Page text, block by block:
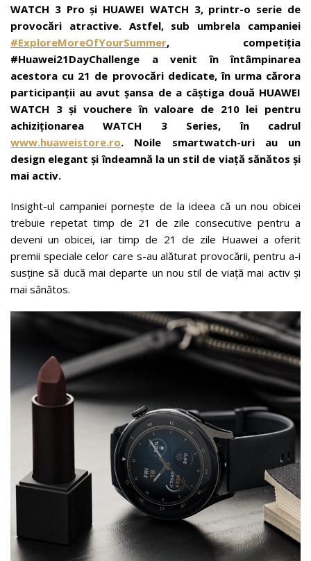
WATCH 3 Pro și HUAWEI WATCH 3, printr-o serie de
provocări atractive. Astfel, sub umbrela campaniei
#ExploreMoreOfYourSummer, competiția
#Huawei21DayChallenge a venit în întâmpinarea
acestora cu 21 de provocări dedicate, în urma cărora
participanții au avut șansa de a câștiga două HUAWEI
WATCH 3 și vouchere în valoare de 210 lei pentru
achiziționarea WATCH 3 Series, în cadrul
www.huaweistore.ro. Noile smartwatch-uri au un
design elegant și îndeamnă la un stil de viață sănătos și
mai activ.
Insight-ul campaniei pornește de la ideea că un nou obicei
trebuie repetat timp de 21 de zile consecutive pentru a
deveni un obicei, iar timp de 21 de zile Huawei a oferit
premii speciale celor care s-au alăturat provocării, pentru a-i
susține să ducă mai departe un nou stil de viață mai activ și
mai sănătos.